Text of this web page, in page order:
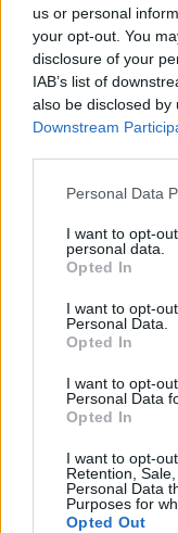
us or personal
your opt-out. You
disclosure of your
IAB’s list of
also be disclosed
Downstream
Please note that
not limited to your
grant or deny
use your data for
consent section.
Personal Data
I want to opt-
personal data.
Opted In
I want to opt-
Personal Data.
Opted In
I want to opt-
Personal Data
Opted In
I want to opt-
Retention,
Personal Data
Purposes for
Opted Out
A cseh
Come:
Petr Fiala a
Kuttenberg